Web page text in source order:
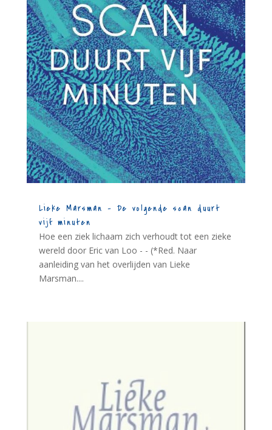
Lieke Marsman – De volgende scan duurt
vijf minuten
Hoe een ziek lichaam zich verhoudt tot een zieke
wereld door Eric van Loo - - (*Red. Naar
aanleiding van het overlijden van Lieke
Marsman....